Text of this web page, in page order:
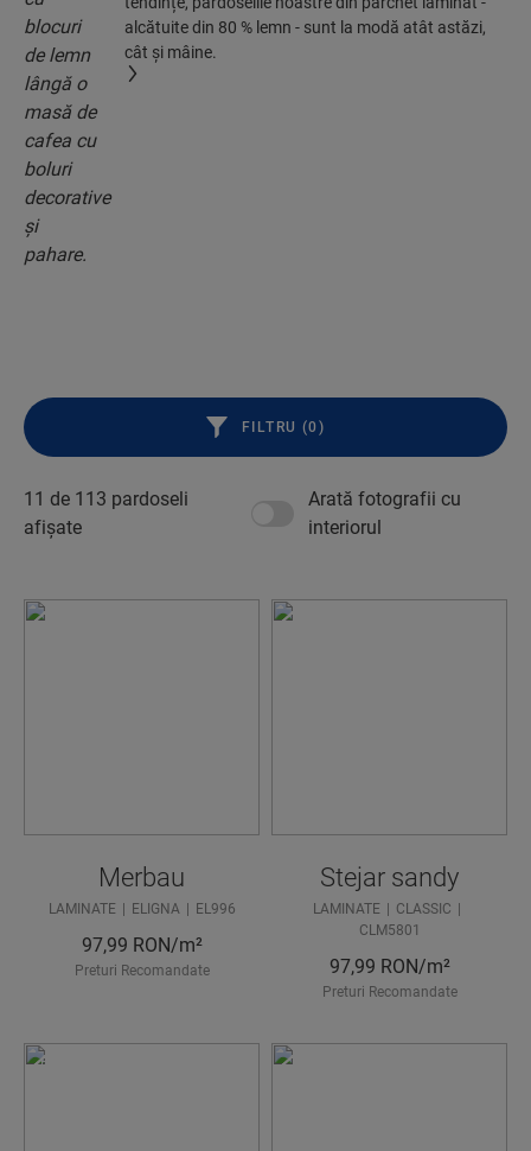
alcătuite din 80 % lemn - sunt la modă atât astăzi,
cât și mâine.
11 de 113 pardoseli
afișate
Arată fotografii cu
interiorul
FILTRU (0)
Merbau
LAMINATE ELIGNA EL996
97,99 RON/m²
Preturi Recomandate
Stejar sandy
LAMINATE
CLASSIC
CLM5801
97,99 RON/m²
Preturi Recomandate